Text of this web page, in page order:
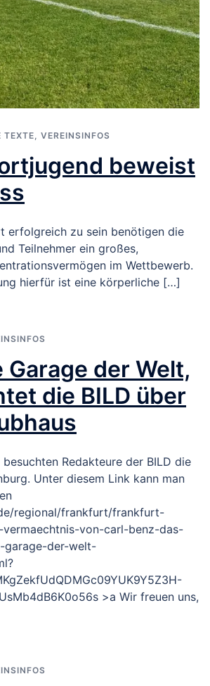
TEXTE, VEREINSINFOS
beweist
erfolgreich zu sein benötigen die
Teilnehmer ein großes,
im Wettbewerb.
hierfür ist eine körperliche […]
Garage der Welt,
die BILD über
Redakteure der BILD die
Unter diesem Link kann man
regional/frankfurt/frankfurt-
von-carl-benz-das-
garage-der-welt-
>a Wir freuen uns,